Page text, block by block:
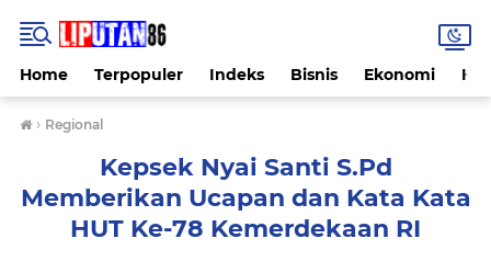
Home Terpopuler Indeks Bisnis Ekonomi
› Regional
Kepsek Nyai Santi S.Pd
Memberikan Ucapan dan Kata Kata
HUT Ke-78 Kemerdekaan RI